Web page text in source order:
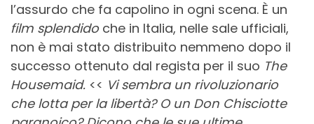
l’assurdo che fa capolino in ogni scena. È un
film splendidoche in Italia, nelle sale ufficiali,
non è mai stato distribuito nemmeno dopo il
successo ottenuto dal regista per il suo The
Housemaid. << Vi sembra un rivoluzionario
che lotta per la libertà? O un Don Chisciotte